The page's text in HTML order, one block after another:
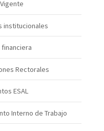
institucionales
Rectorales
ESAL
Interno de Trabajo